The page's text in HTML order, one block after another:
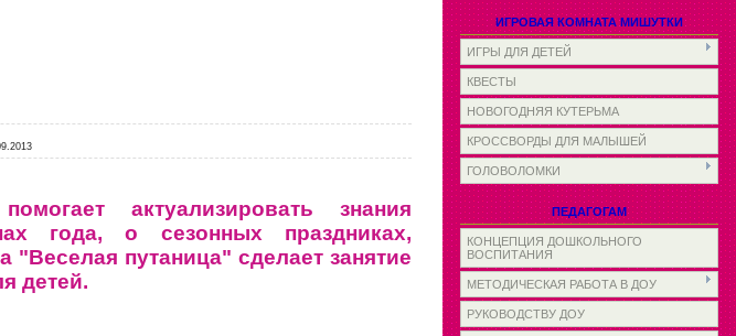
актуализировать знания
года, о сезонных праздниках,
"Веселая путаница" сделает занятие
детей.
ИГРОВАЯ КОМНАТА МИШУТКИ
ИГРЫ ДЛЯ ДЕТЕЙ
КВЕСТЫ
НОВОГОДНЯЯ КУТЕРЬМА
КРОССВОРДЫ ДЛЯ МАЛЫШЕЙ
ГОЛОВОЛОМКИ
ПЕДАГОГАМ
КОНЦЕПЦИЯ ДОШКОЛЬНОГО
ВОСПИТАНИЯ
МЕТОДИЧЕСКАЯ РАБОТА В ДОУ
РУКОВОДСТВУ ДОУ